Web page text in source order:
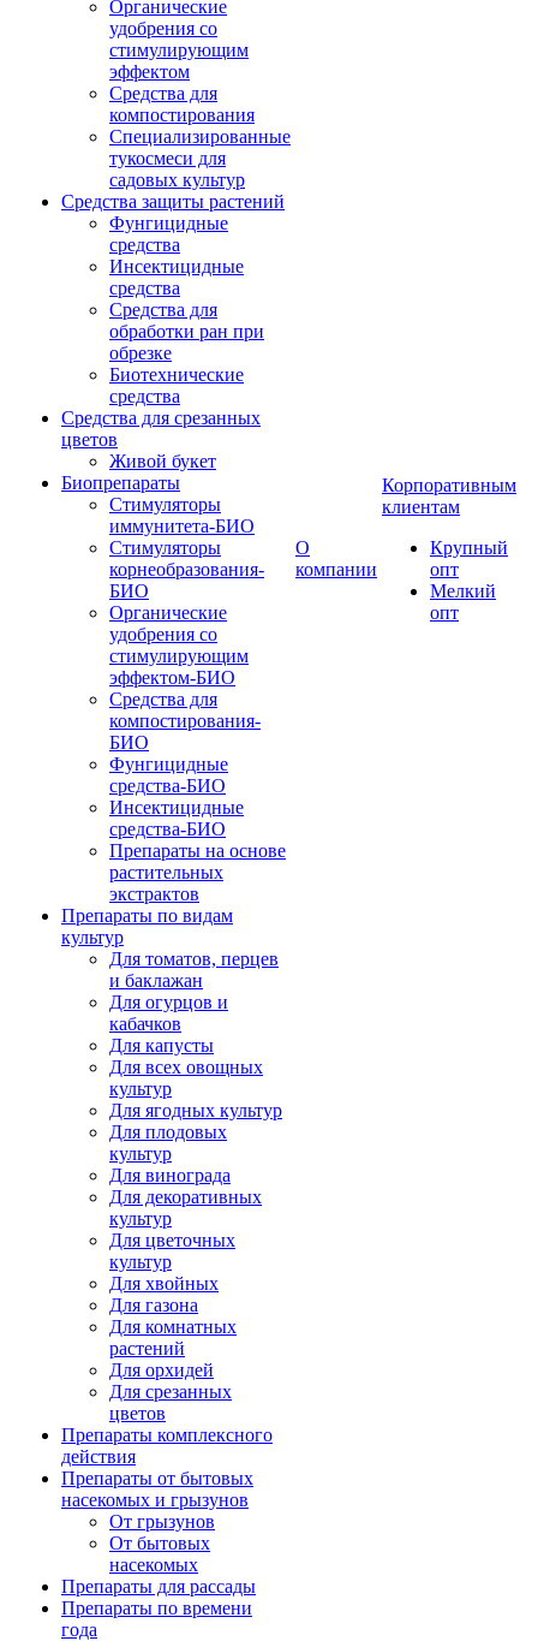
Органические
удобрения со
стимулирующим
эффектом
Средства для
компостирования
Специализированные
тукосмеси для
садовых культур
Средства защиты растений
Фунгицидные
средства
Инсектицидные
средства
Средства для
обработки ран при
обрезке
Биотехнические
средства
Средства для срезанных
цветов
Живой букет
Биопрепараты
Стимуляторы
иммунитета-БИО
Стимуляторы
корнеобразования-
БИО
Органические
удобрения со
стимулирующим
эффектом-БИО
Средства для
компостирования-
БИО
Фунгицидные
средства-БИО
Инсектицидные
средства-БИО
Препараты на основе
растительных
экстрактов
Препараты по видам
культур
Для томатов, перцев
и баклажан
Для огурцов и
кабачков
Для капусты
Для всех овощных
культур
Для ягодных культур
Для плодовых
культур
Для винограда
Для декоративных
культур
Для цветочных
культур
Для хвойных
Для газона
Для комнатных
растений
Для орхидей
Для срезанных
цветов
Препараты комплексного
действия
Препараты от бытовых
насекомых и грызунов
От грызунов
От бытовых
насекомых
Препараты для рассады
Препараты по времени
года
О
компании
Корпоративным
клиентам
Крупный
опт
Мелкий
опт